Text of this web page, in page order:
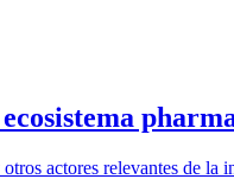
actores relevantes de la